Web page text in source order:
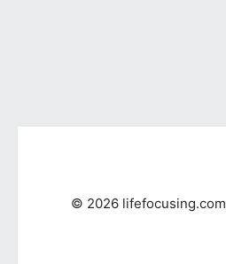
© 2026 lifefocusing.com